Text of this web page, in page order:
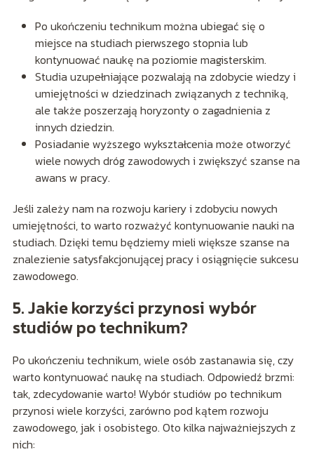
Po ukończeniu technikum można ubiegać się o
miejsce na studiach pierwszego stopnia lub
kontynuować naukę na poziomie magisterskim.
Studia uzupełniające pozwalają na zdobycie wiedzy i
umiejętności w dziedzinach związanych z techniką,
ale także poszerzają horyzonty o zagadnienia z
innych dziedzin.
Posiadanie wyższego wykształcenia może otworzyć
wiele nowych dróg zawodowych i zwiększyć szanse na
awans w pracy.
Jeśli zależy nam na rozwoju kariery i zdobyciu nowych
umiejętności, to warto rozważyć kontynuowanie nauki na
studiach. Dzięki temu będziemy mieli większe szanse na
znalezienie satysfakcjonującej pracy i osiągnięcie sukcesu
zawodowego.
5. Jakie korzyści przynosi wybór
studiów po technikum?
Po ukończeniu technikum, wiele osób zastanawia się, czy
warto kontynuować naukę na studiach. Odpowiedź brzmi:
tak, zdecydowanie warto! Wybór studiów po technikum
przynosi wiele korzyści, zarówno pod kątem rozwoju
zawodowego, jak i osobistego. Oto kilka najważniejszych z
nich: